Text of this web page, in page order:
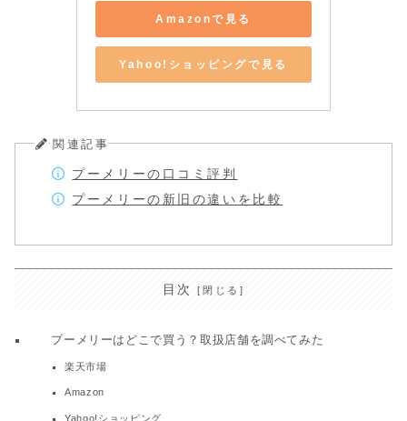
Amazonで見る
Yahoo!ショッピングで見る
関連記事
プーメリーの口コミ評判
プーメリーの新旧の違いを比較
目次
プーメリーはどこで買う？取扱店舗を調べてみた
楽天市場
Amazon
Yahoo!ショッピング